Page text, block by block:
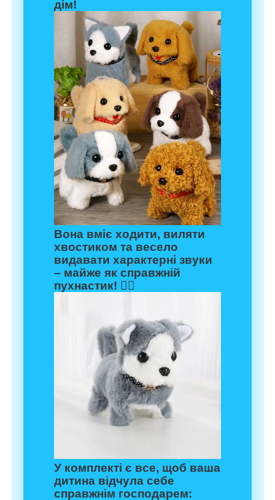
дім!
Вона вміє ходити, виляти
хвостиком та весело
видавати характерні звуки
– майже як справжній
пухнастик! 🐕‍🦺
У комплекті є все, щоб ваша
дитина відчула себе
справжнім господарем: